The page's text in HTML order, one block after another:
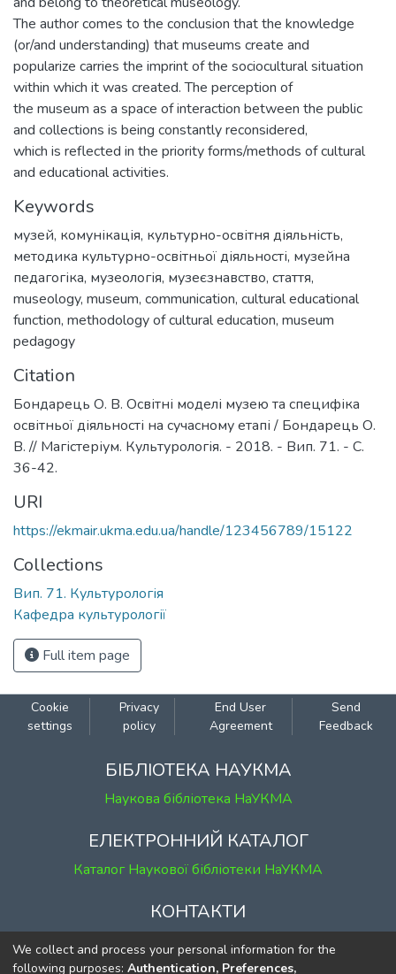
The author comes to the conclusion that the knowledge
(or/and understanding) that museums create and
popularize carries the imprint of the sociocultural situation
within which it was created. The perception of
the museum as a space of interaction between the public
and collections is being constantly reconsidered,
which is reflected in the priority forms/methods of cultural
and educational activities.
Keywords
музей, комунікація, культурно-освітня діяльність,
методика культурно-освітньої діяльності, музейна
педагогіка, музеологія, музеєзнавство, стаття,
museology, museum, communication, cultural educational
function, methodology of cultural education, museum
pedagogy
Citation
Бондарець О. В. Освітні моделі музею та специфіка
освітньої діяльності на сучасному етапі / Бондарець О.
В. // Магістеріум. Культурологія. - 2018. - Вип. 71. - С.
36-42.
URI
https://ekmair.ukma.edu.ua/handle/123456789/15122
Collections
Вип. 71. Культурологія
Кафедра культурології
Full item page
Cookie
settings
Privacy
policy
End User
Agreement
Send
Feedback
БІБЛІОТЕКА НАУКМА
Наукова бібліотека НаУКМА
ЕЛЕКТРОННИЙ КАТАЛОГ
Каталог Наукової бібліотеки НаУКМА
КОНТАКТИ
м. Київ, вул. Григорія Сковороди, 2
к. 1, к. 120
We collect and process your personal information for the
following purposes: Authentication, Preferences,